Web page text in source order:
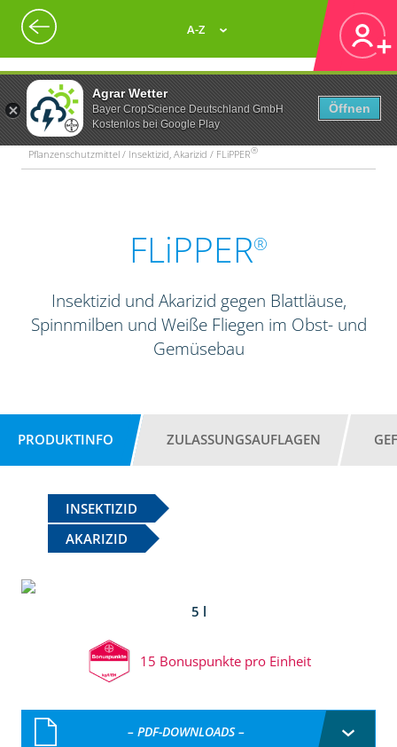
Agrar Wetter
Bayer CropScience Deutschland GmbH
Kostenlos bei Google Play
Öffnen
A-Z
Pflanzenschutzmittel / Insektizid, Akarizid / FLiPPER®
FLiPPER®
Insektizid und Akarizid gegen Blattläuse,
Spinnmilben und Weiße Fliegen im Obst- und
Gemüsebau
PRODUKTINFO ZULASSUNGSAUFLAGEN
INSEKTIZID
AKARIZID
5 l
15 Bonuspunkte pro Einheit
– PDF-DOWNLOADS –